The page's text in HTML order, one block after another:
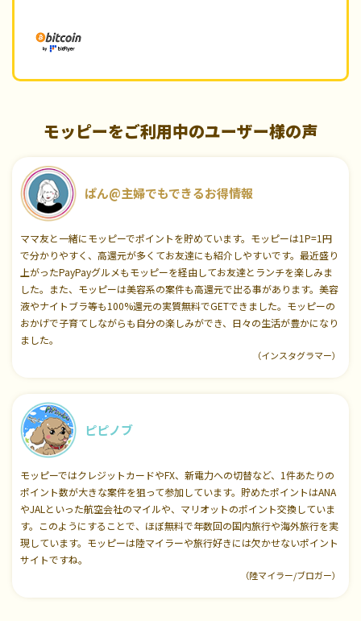
モッピーをご利用中のユーザー様の声
ぱん@主婦でもできるお得情報
ママ友と一緒にモッピーでポイントを貯めています。モッピーは1P=1円
で分かりやすく、高還元が多くてお友達にも紹介しやすいです。最近盛り
上がったPayPayグルメもモッピーを経由してお友達とランチを楽しみま
した。また、モッピーは美容系の案件も高還元で出る事があります。美容
液やナイトブラ等も100%還元の実質無料でGETできました。モッピーの
おかげで子育てしながらも自分の楽しみができ、日々の生活が豊かになり
ました。
（インスタグラマー）
ピピノブ
モッピーではクレジットカードやFX、新電力への切替など、1件あたりの
ポイント数が大きな案件を狙って参加しています。貯めたポイントはANA
やJALといった航空会社のマイルや、マリオットのポイント交換していま
す。このようにすることで、ほぼ無料で年数回の国内旅行や海外旅行を実
現しています。モッピーは陸マイラーや旅行好きには欠かせないポイント
サイトですね。
（陸マイラー/ブロガー）